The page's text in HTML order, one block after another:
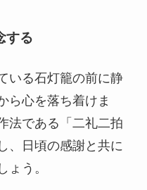
する
いる石灯籠の前に静
ら心を落ち着けま
法である「二礼二拍
、日頃の感謝と共に
ょう。